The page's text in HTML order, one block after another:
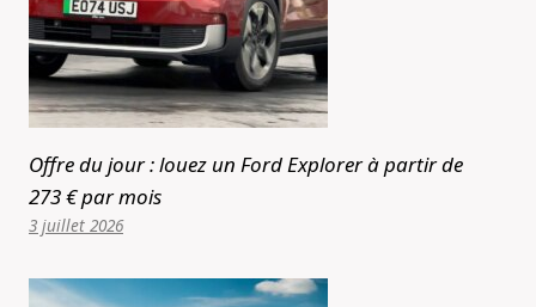
Offre du jour : louez un Ford Explorer à partir de
273 € par mois
3 juillet 2026